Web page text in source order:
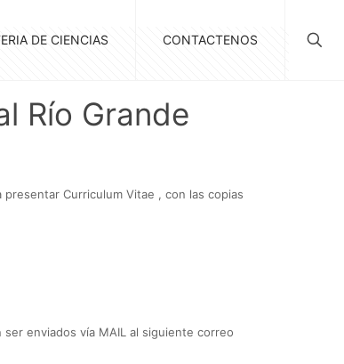
DE CIENCIAS CONTACTENOS
Río Grande
presentar Curriculum Vitae , con las copias
enviados vía MAIL al siguiente correo